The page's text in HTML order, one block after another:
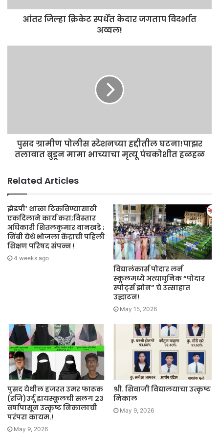
आंतर जिल्हा क्रिकेट स्पर्धेत केदार जगताप विदर्भात
अव्वल!
पुसद ग्रामीण पोलीस स्टेशनच्या हद्दीतील घटना!पाझर
तलावात बुडून मामा भाच्याचा मृत्यू पंचकोशीत हळहळ
Related Articles
झेडपी’ शाळा टिकविण्यासाठी
एकदिलाने कार्य करा;विस्तार
अधिकारी शितलकुमार वानखडे ;
निंबी येथे भोजला केंद्राची पहिली
शिक्षण परिषद संपन्न !
4 weeks ago
विद्यालंकार्स पोदार लर्न
स्कूलमध्ये अत्याधुनिक “पोदार
स्पोर्ट्स झोन” चे उत्साहात
उद्घाटन!
May 15, 2026
पुसद येथील हजरत उमर फारूक
(रजि)उर्दू हायस्कूलची सलग २३
वर्षापासून उत्कृष्ट निकालाची
परंपरा कायम.!
May 9, 2026
श्री. शिवाजी विद्यालयाचा उत्कृष्ट
निकाल
May 9, 2026